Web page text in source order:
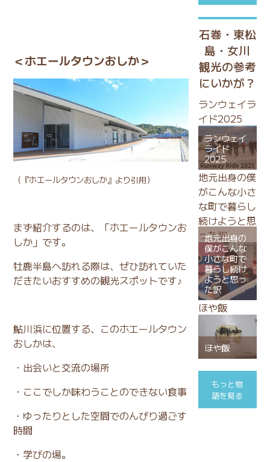
＜ホエールタウンおしか＞
（ 『ホエールタウンおしか』 より引用）
まず紹介するのは、「ホエールタウンお
しか」です。
牡鹿半島へ訪れる際は、ぜひ訪れていた
だきたいおすすめの観光スポットです♪
鮎川浜に位置する、このホエールタウン
おしかは、
・出会いと交流の場所
・ここでしか味わうことのできない食事
・ゆったりとした空間でのんびり過ごす
時間
・学びの場。
石巻・東松
島・女川
観光の参考
にいかが？
ランウェイラ
イド2025
ランウェイ
ライド
2025
地元出身の僕
がこんな小さ
な町で暮らし
続けようと思
った訳
地元出身の
僕がこんな
小さな町で
暮らし続け
ようと思っ
た訳
ほや飯
ほや飯
もっと物
語を見る